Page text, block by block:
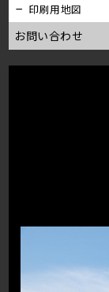
印刷用地図
お問い合わせ